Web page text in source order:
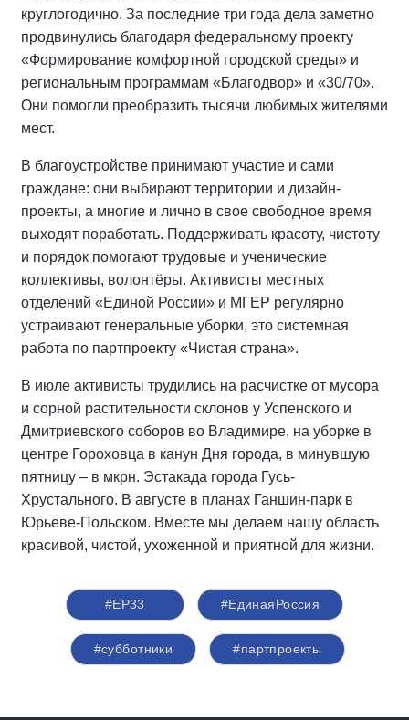
круглогодично. За последние три года дела заметно
продвинулись благодаря федеральному проекту
«Формирование комфортной городской среды» и
региональным программам «Благодвор» и «30/70».
Они помогли преобразить тысячи любимых жителями
мест.
В благоустройстве принимают участие и сами
граждане: они выбирают территории и дизайн-
проекты, а многие и лично в свое свободное время
выходят поработать. Поддерживать красоту, чистоту
и порядок помогают трудовые и ученические
коллективы, волонтёры. Активисты местных
отделений «Единой России» и МГЕР регулярно
устраивают генеральные уборки, это системная
работа по партпроекту «Чистая страна».
В июле активисты трудились на расчистке от мусора
и сорной растительности склонов у Успенского и
Дмитриевского соборов во Владимире, на уборке в
центре Гороховца в канун Дня города, в минувшую
пятницу – в мкрн. Эстакада города Гусь-
Хрустального. В августе в планах Ганшин-парк в
Юрьеве-Польском. Вместе мы делаем нашу область
красивой, чистой, ухоженной и приятной для жизни.
#ЕР33 #‎ЕдинаяРоссия
#субботники #партпроекты